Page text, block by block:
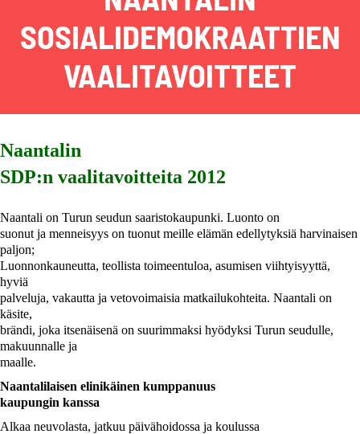
SOSIALIDEMOKRAATTIEN
VAALITAVOITTEET
Naantalin
SDP:n vaalitavoitteita 2012
Naantali on Turun seudun saaristokaupunki. Luonto on
suonut ja menneisyys on tuonut meille elämän edellytyksiä harvinaisen
paljon;
Luonnonkauneutta, teollista toimeentuloa, asumisen viihtyisyyttä,
hyviä
palveluja, vakautta ja vetovoimaisia matkailukohteita. Naantali on
käsite,
brändi, joka itsenäisenä on suurimmaksi hyödyksi Turun seudulle,
makuunnalle ja
maalle.
Naantalilaisen elinikäinen kumppanuus
kaupungin kanssa
Alkaa neuvolasta, jatkuu päivähoidossa ja koulussa